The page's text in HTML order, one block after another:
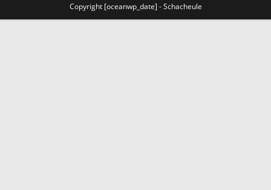
Copyright [oceanwp_date] - Schacheule